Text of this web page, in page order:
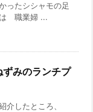
ったシシャモの足
は 職業婦 ...
ずみのランチプ
介したところ、